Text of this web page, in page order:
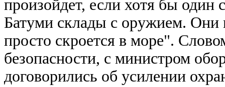
произойдет, если хотя бы один
Батуми склады с оружием. Они
просто скроется в море".
безопасности, с министром
договорились об усилении